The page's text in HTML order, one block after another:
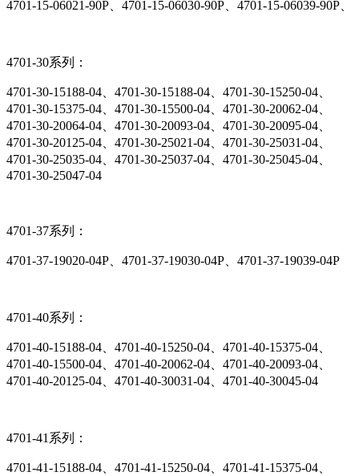
4701-15-06021-90P、4701-15-06030-90P、4701-15-06039-90P、
4701-30系列：
4701-30-15188-04、4701-30-15188-04、4701-30-15250-04、
4701-30-15375-04、4701-30-15500-04、4701-30-20062-04、
4701-30-20064-04、4701-30-20093-04、4701-30-20095-04、
4701-30-20125-04、4701-30-25021-04、4701-30-25031-04、
4701-30-25035-04、4701-30-25037-04、4701-30-25045-04、
4701-30-25047-04
4701-37系列：
4701-37-19020-04P、4701-37-19030-04P、4701-37-19039-04P
4701-40系列：
4701-40-15188-04、4701-40-15250-04、4701-40-15375-04、
4701-40-15500-04、4701-40-20062-04、4701-40-20093-04、
4701-40-20125-04、4701-40-30031-04、4701-40-30045-04
4701-41系列：
4701-41-15188-04、4701-41-15250-04、4701-41-15375-04、